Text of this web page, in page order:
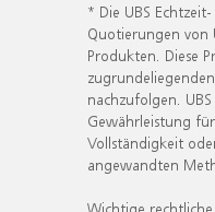
* Die UBS
Quotierungen von
Produkten. Diese
nachzufolgen.
Gewährleistung
Vollständigkeit
angewandten